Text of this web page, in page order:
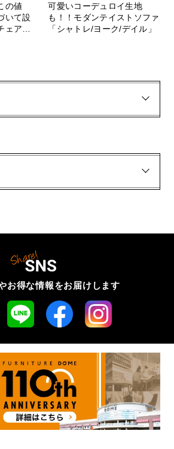
の値
いて設
ェア
可愛いコーデュロイ生地
も！！モダンテイストソファ
「シャトレ/ヨーク/デイル」
お得な情報をお届けします